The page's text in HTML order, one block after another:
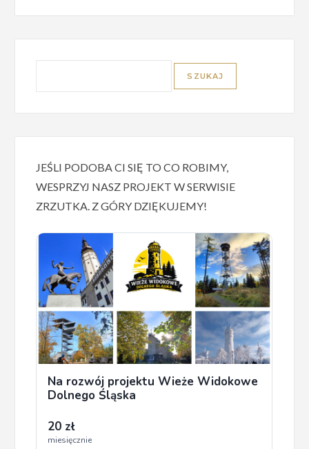
JEŚLI PODOBA CI SIĘ TO CO ROBIMY,
WESPRZYJ NASZ PROJEKT W SERWISIE
ZRZUTKA. Z GÓRY DZIĘKUJEMY!